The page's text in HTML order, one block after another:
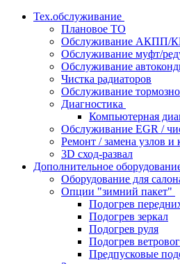
Тех.обслуживание
Плановое ТО
Обслуживание АКПП/
Обслуживание муфт/
Обслуживание
Чистка радиаторов
Обслуживание
Диагностика
Компьютерная
Обслуживание EGR /
Ремонт / замена узлов и
3D сход-развал
Дополнительное
Оборудование для
Опции "зимний пакет"
Подогрев
Подогрев зеркал
Подогрев руля
Подогрев
Предпусковые